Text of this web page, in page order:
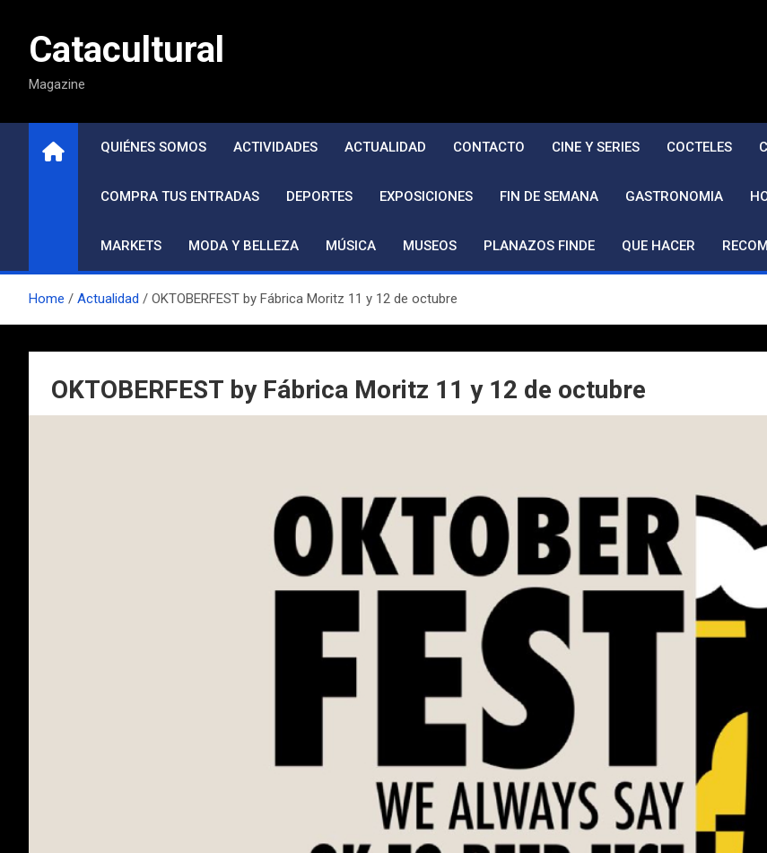
contenidoCatacultural
Magazine
QUIÉNES SOMOS ACTIVIDADES ACTUALIDAD CONTACTO CINE Y SERIES COCTELES
COMPRA TUS ENTRADAS DEPORTES EXPOSICIONES FIN DE SEMANA GASTRONOMIA
MARKETS MODA Y BELLEZA MÚSICA MUSEOS PLANAZOS FINDE QUE HACER
Home Actualidad OKTOBERFEST by Fábrica Moritz 11 y 12 de octubre
OKTOBERFEST by Fábrica Moritz 11 y 12 de octubre